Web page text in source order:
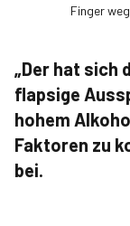
Finger
„Der hat sich
flapsige
hohem
Faktoren zu
bei.